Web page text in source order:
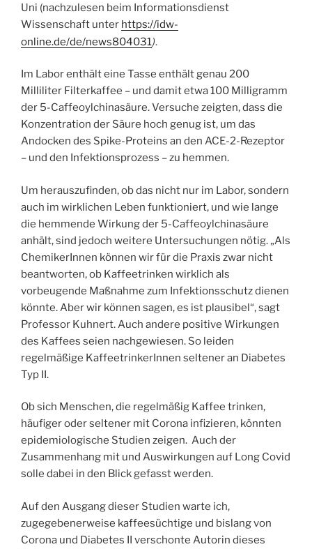
Uni (nachzulesen beim Informationsdienst
Wissenschaft unter https://idw-
online.de/de/news804031).
Im Labor enthält eine Tasse enthält genau 200
Milliliter Filterkaffee – und damit etwa 100 Milligramm
der 5-Caffeoylchinasäure. Versuche zeigten, dass die
Konzentration der Säure hoch genug ist, um das
Andocken des Spike-Proteins an den ACE-2-Rezeptor
– und den Infektionsprozess – zu hemmen.
Um herauszufinden, ob das nicht nur im Labor, sondern
auch im wirklichen Leben funktioniert, und wie lange
die hemmende Wirkung der 5-Caffeoylchinasäure
anhält, sind jedoch weitere Untersuchungen nötig. „Als
ChemikerInnen können wir für die Praxis zwar nicht
beantworten, ob Kaffeetrinken wirklich als
vorbeugende Maßnahme zum Infektionsschutz dienen
könnte. Aber wir können sagen, es ist plausibel“, sagt
Professor Kuhnert. Auch andere positive Wirkungen
des Kaffees seien nachgewiesen. So leiden
regelmäßige KaffeetrinkerInnen seltener an Diabetes
Typ II.
Ob sich Menschen, die regelmäßig Kaffee trinken,
häufiger oder seltener mit Corona infizieren, könnten
epidemiologische Studien zeigen. Auch der
Zusammenhang mit und Auswirkungen auf Long Covid
solle dabei in den Blick gefasst werden.
Auf den Ausgang dieser Studien warte ich,
zugegebenerweise kaffeesüchtige und bislang von
Corona und Diabetes II verschonte Autorin dieses